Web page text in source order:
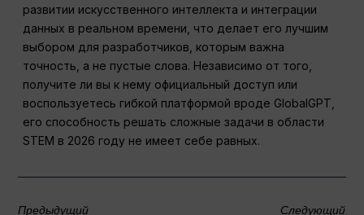
развитии искусственного интеллекта и интеграции
данных в реальном времени, что делает его лучшим
выбором для разработчиков, которым важна
точность, а не пустые слова. Независимо от того,
получите ли вы к нему официальный доступ или
воспользуетесь гибкой платформой вроде GlobalGPT,
его способность решать сложные задачи в области
STEM в 2026 году не имеет себе равных.
Предыдущий Следующий